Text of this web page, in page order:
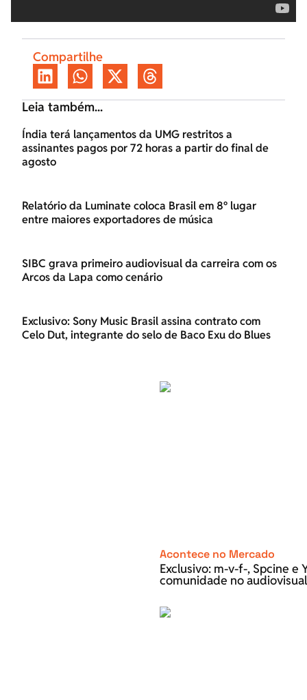
Compartilhe
Leia também...
Índia terá lançamentos da UMG restritos a
assinantes pagos por 72 horas a partir do final de
agosto
Relatório da Luminate coloca Brasil em 8º lugar
entre maiores exportadores de música
SIBC grava primeiro audiovisual da carreira com os
Arcos da Lapa como cenário
Exclusivo: Sony Music Brasil assina contrato com
Celo Dut, integrante do selo de Baco Exu do Blues
Acontece no Mercado
Exclusivo: m-v-f-, Spcine e
comunidade no audiovisual